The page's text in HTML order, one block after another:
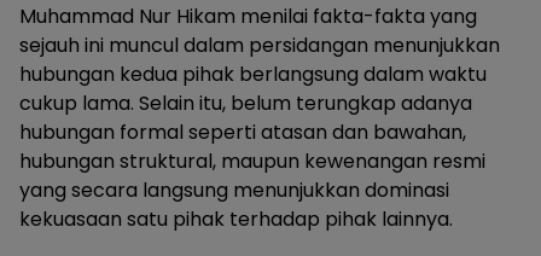
Muhammad Nur Hikam menilai fakta-fakta yang
sejauh ini muncul dalam persidangan menunjukkan
hubungan kedua pihak berlangsung dalam waktu
cukup lama. Selain itu, belum terungkap adanya
hubungan formal seperti atasan dan bawahan,
hubungan struktural, maupun kewenangan resmi
yang secara langsung menunjukkan dominasi
kekuasaan satu pihak terhadap pihak lainnya.